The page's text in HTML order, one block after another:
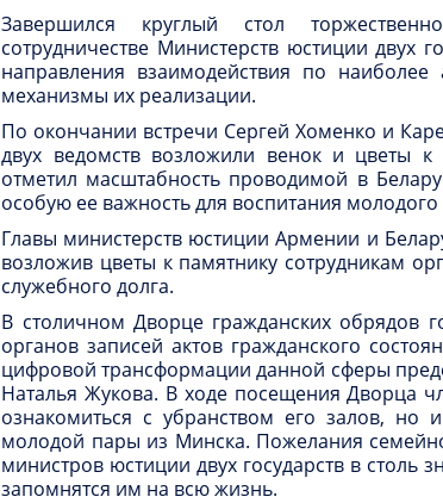
Завершился круглый стол
сотрудничестве Министерств юстиции двух
направления взаимодействия по
механизмы их реализации.
По окончании встречи Сергей Хоменко и
двух ведомств возложили венок и цветы
отметил масштабность проводимой в
особую ее важность для воспитания
Главы министерств юстиции Армении и
возложив цветы к памятнику сотрудникам
служебного долга.
В столичном Дворце гражданских обрядов
органов записей актов гражданского
цифровой трансформации данной сферы
Наталья Жукова. В ходе посещения Дворца
ознакомиться с убранством его залов, но
молодой пары из Минска. Пожелания
министров юстиции двух государств в
запомнятся им на всю жизнь.